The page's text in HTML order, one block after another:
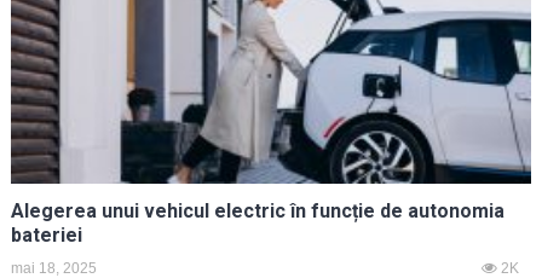
Alegerea unui vehicul electric în funcție de autonomia
bateriei
mai 18, 2025 2K